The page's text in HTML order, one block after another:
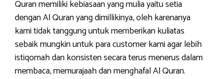
Quran memiliki kebiasaan yang mulia yaitu setia
dengan Al Quran yang dimillikinya, oleh karenanya
kami tidak tanggung untuk memberikan kuliatas
sebaik mungkin untuk para customer kami agar lebih
istiqomah dan konsisten secara terus menerus dalam
membaca, memurajaah dan menghafal Al Quran.